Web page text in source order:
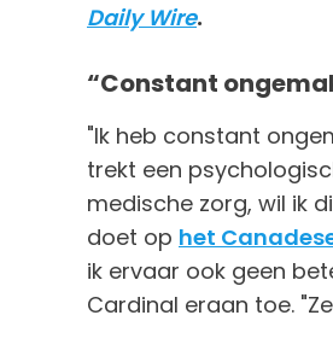
Daily Wire.
“Constant
"Ik heb constant
trekt een
medische zorg, wil ik
doet op het
ik ervaar ook geen
Cardinal eraan toe.